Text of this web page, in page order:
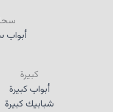
كبيرة
أبواب كبيرة
شبابيك كبيرة